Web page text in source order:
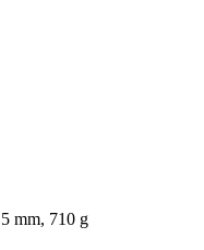
mm, 710 g